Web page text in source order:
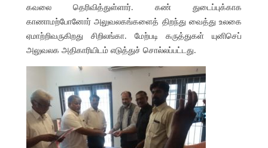
கவலை தெரிவித்துள்ளார். கண் துடைப்புக்காக
காணாமற்போனோர் அலுவலகங்களைத் திறந்து வைத்து உலகை
ஏமாற்றிவருகிறது சிறிலங்கா. மேற்படி கருத்துகள் யுனிசெப்
அலுவலக அதிகாரியிடம் எடுத்துச் சொல்லப்பட்டது.